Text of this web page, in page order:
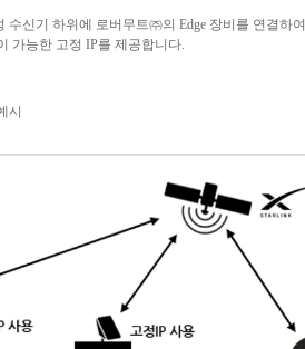
수신기 하위에 로버무트㈜의 Edge 장비를 연결하여
가능한 고정 IP를 제공합니다.
시